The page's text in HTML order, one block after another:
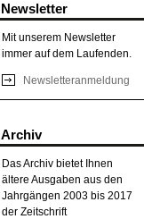
Newsletter
Mit unserem Newsletter
immer auf dem Laufenden.
Newsletteranmeldung
Archiv
Das Archiv bietet Ihnen
ältere Ausgaben aus den
Jahrgängen 2003 bis 2017
der Zeitschrift